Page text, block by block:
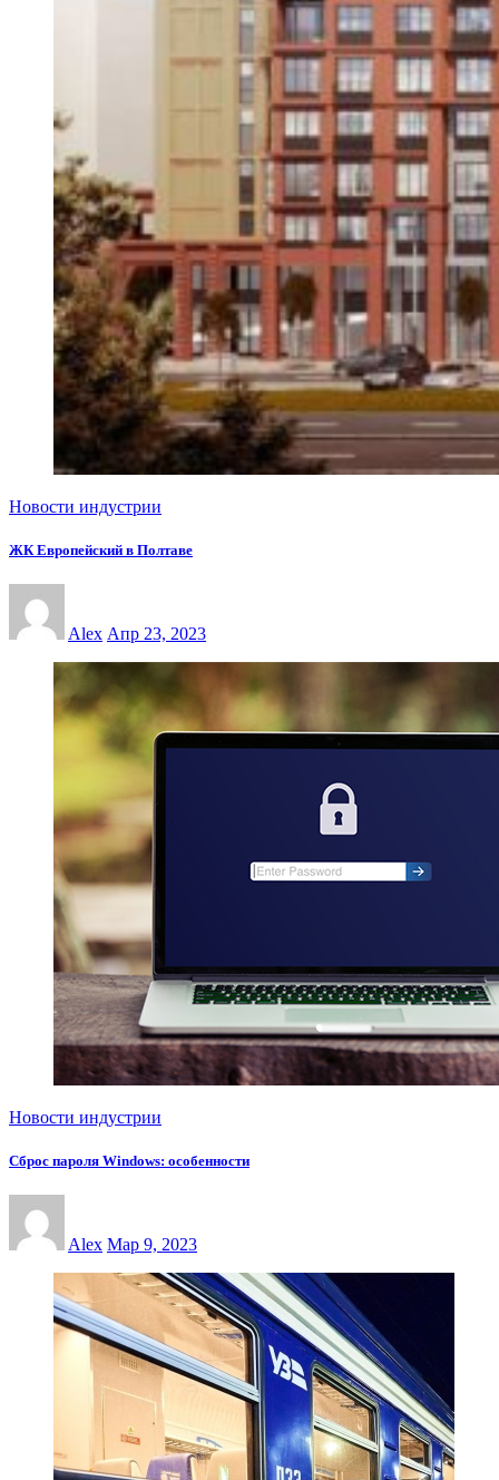
Новости индустрии
ЖК Европейский в Полтаве
Alex Апр 23, 2023
Новости индустрии
Сброс пароля Windows: особенности
Alex Мар 9, 2023